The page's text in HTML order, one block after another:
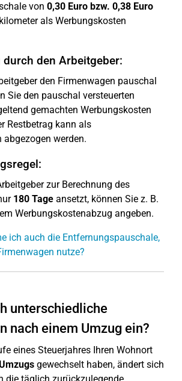
von 0,30 Euro bzw. 0,38 Euro
als Werbungskosten
den Arbeitgeber:
den Firmenwagen pauschal
Sie den pauschal versteuerten
gemachten Werbungskosten
Restbetrag kann als
abgezogen werden.
zur Berechnung des
180 Tage ansetzt, können Sie z. B.
Werbungskostenabzug angeben.
ich auch die Entfernungspauschale,
nutze?
unterschiedliche
nach einem Umzug ein?
eines Steuerjahres Ihren Wohnort
gewechselt haben, ändert sich